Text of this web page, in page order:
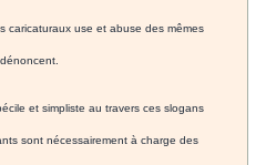
caricaturaux use et abuse des mêmes
et simpliste au travers ces slogans
sont nécessairement à charge des